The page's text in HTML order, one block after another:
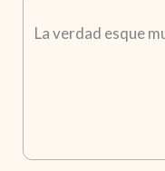
La verdad esque